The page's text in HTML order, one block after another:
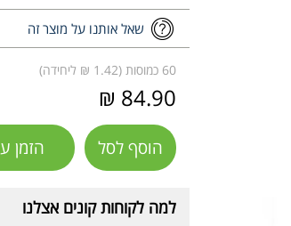
שאל אותנו על מוצר זה
60 כמוסות (1.42 ₪ ליחידה)
84.90 ₪
הוסף לסל הזמן
למה לקוחות קונים אצלנו